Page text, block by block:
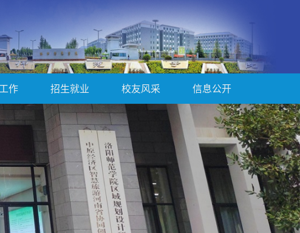
作 招生就业 校友风采 信息公开